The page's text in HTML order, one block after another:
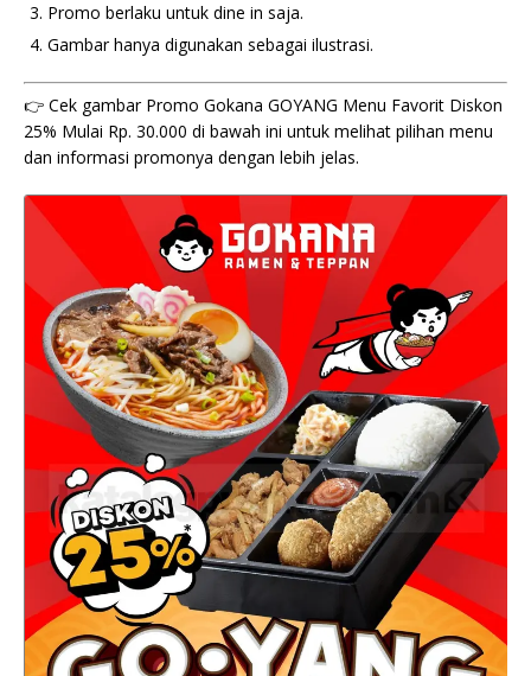
Promo berlaku untuk dine in saja.
Gambar hanya digunakan sebagai ilustrasi.
👉 Cek gambar Promo Gokana GOYANG Menu Favorit Diskon
25% Mulai Rp. 30.000 di bawah ini untuk melihat pilihan menu
dan informasi promonya dengan lebih jelas.